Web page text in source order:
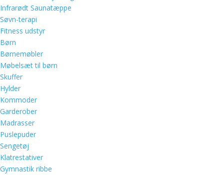
Infrarødt Saunatæppe
Søvn-terapi
Fitness udstyr
Børn
Børnemøbler
Møbelsæt til børn
Skuffer
Hylder
Kommoder
Garderober
Madrasser
Puslepuder
Sengetøj
Klatrestativer
Gymnastik ribbe